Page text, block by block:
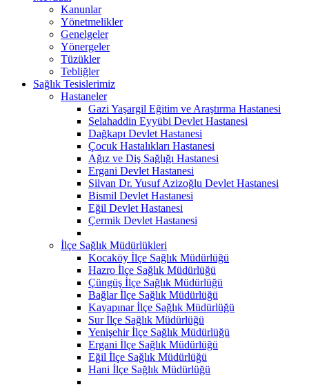
Kanunlar
Yönetmelikler
Genelgeler
Yönergeler
Tüzükler
Tebliğler
Sağlık Tesislerimiz
Hastaneler
Gazi Yaşargil Eğitim ve Araştırma Hastanesi
Selahaddin Eyyübi Devlet Hastanesi
Dağkapı Devlet Hastanesi
Çocuk Hastalıkları Hastanesi
Ağız ve Diş Sağlığı Hastanesi
Ergani Devlet Hastanesi
Silvan Dr. Yusuf Azizoğlu Devlet Hastanesi
Bismil Devlet Hastanesi
Eğil Devlet Hastanesi
Çermik Devlet Hastanesi
İlçe Sağlık Müdürlükleri
Kocaköy İlçe Sağlık Müdürlüğü
Hazro İlçe Sağlık Müdürlüğü
Çüngüş İlçe Sağlık Müdürlüğü
Bağlar İlçe Sağlık Müdürlüğü
Kayapınar İlçe Sağlık Müdürlüğü
Sur İlçe Sağlık Müdürlüğü
Yenişehir İlçe Sağlık Müdürlüğü
Ergani İlçe Sağlık Müdürlüğü
Eğil İlçe Sağlık Müdürlüğü
Hani İlçe Sağlık Müdürlüğü